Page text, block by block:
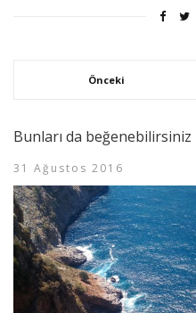
Önceki
Bunları da beğenebilirsiniz
31 Ağustos 2016